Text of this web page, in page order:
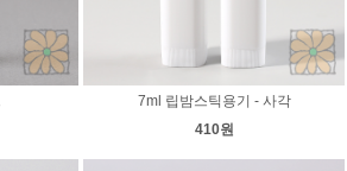
7ml 립밤스틱용기 - 사각
410원